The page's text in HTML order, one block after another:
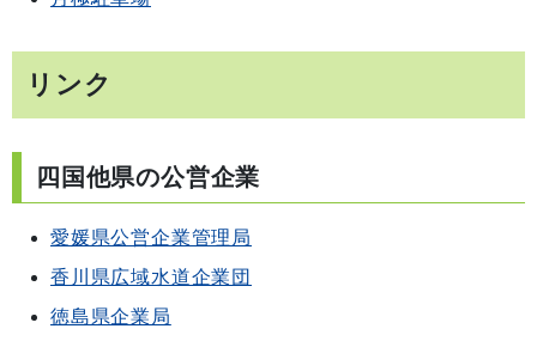
リンク
四国他県の公営企業
愛媛県公営企業管理局
香川県広域水道企業団
徳島県企業局